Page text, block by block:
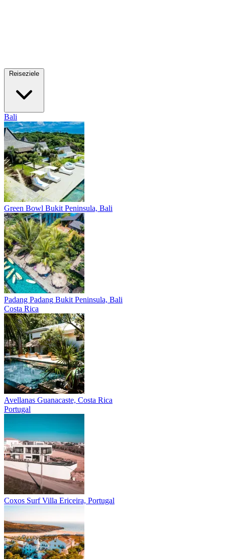
Bali
Green Bowl Bukit Peninsula, Bali
Padang Padang Bukit Peninsula, Bali
Costa Rica
Avellanas Guanacaste, Costa Rica
Portugal
Coxos Surf Villa Ericeira, Portugal